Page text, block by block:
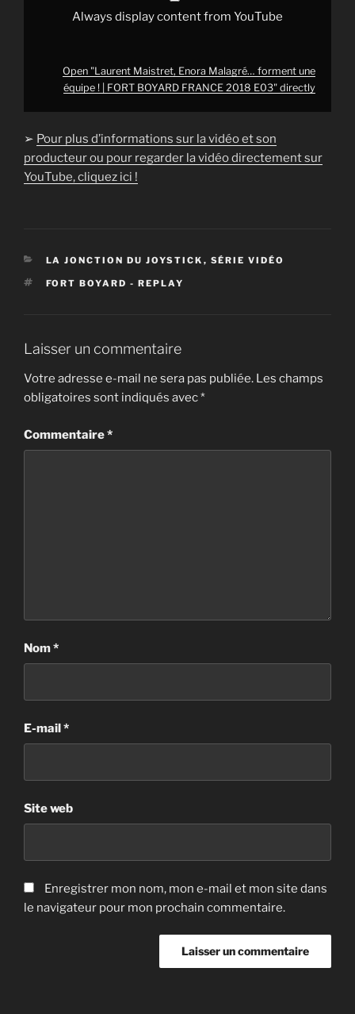
Always display content from YouTube
Open "Laurent Maistret, Enora Malagré… forment une
équipe ! | FORT BOYARD FRANCE 2018 E03" directly
➢ Pour plus d’informations sur la vidéo et son
producteur ou pour regarder la vidéo directement sur
YouTube, cliquez ici !
CATÉGORIES
LA JONCTION DU JOYSTICK , SÉRIE VIDÉO
ÉTIQUETTES
FORT BOYARD - REPLAY
Laisser un commentaire
Votre adresse e-mail ne sera pas publiée. Les champs
obligatoires sont indiqués avec*
Commentaire*
Nom*
E-mail*
Site web
Enregistrer mon nom, mon e-mail et mon site dans
le navigateur pour mon prochain commentaire.